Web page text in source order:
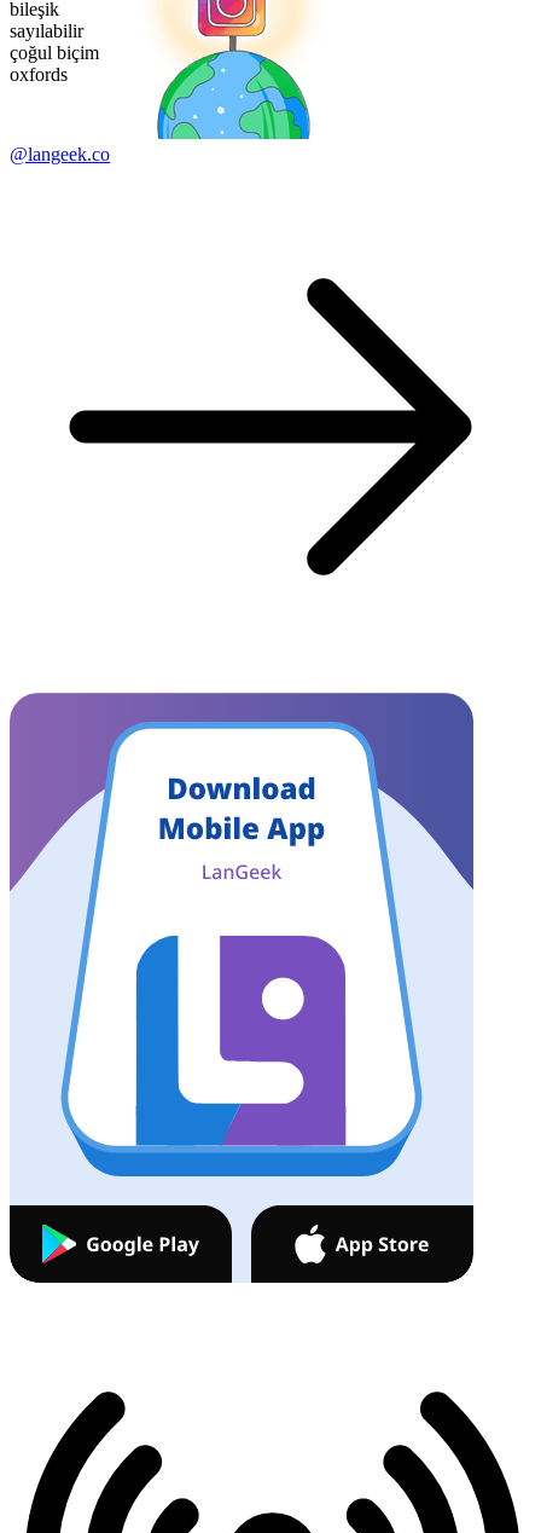
bileşik
sayılabilir
çoğul biçim
oxfords
@langeek.co